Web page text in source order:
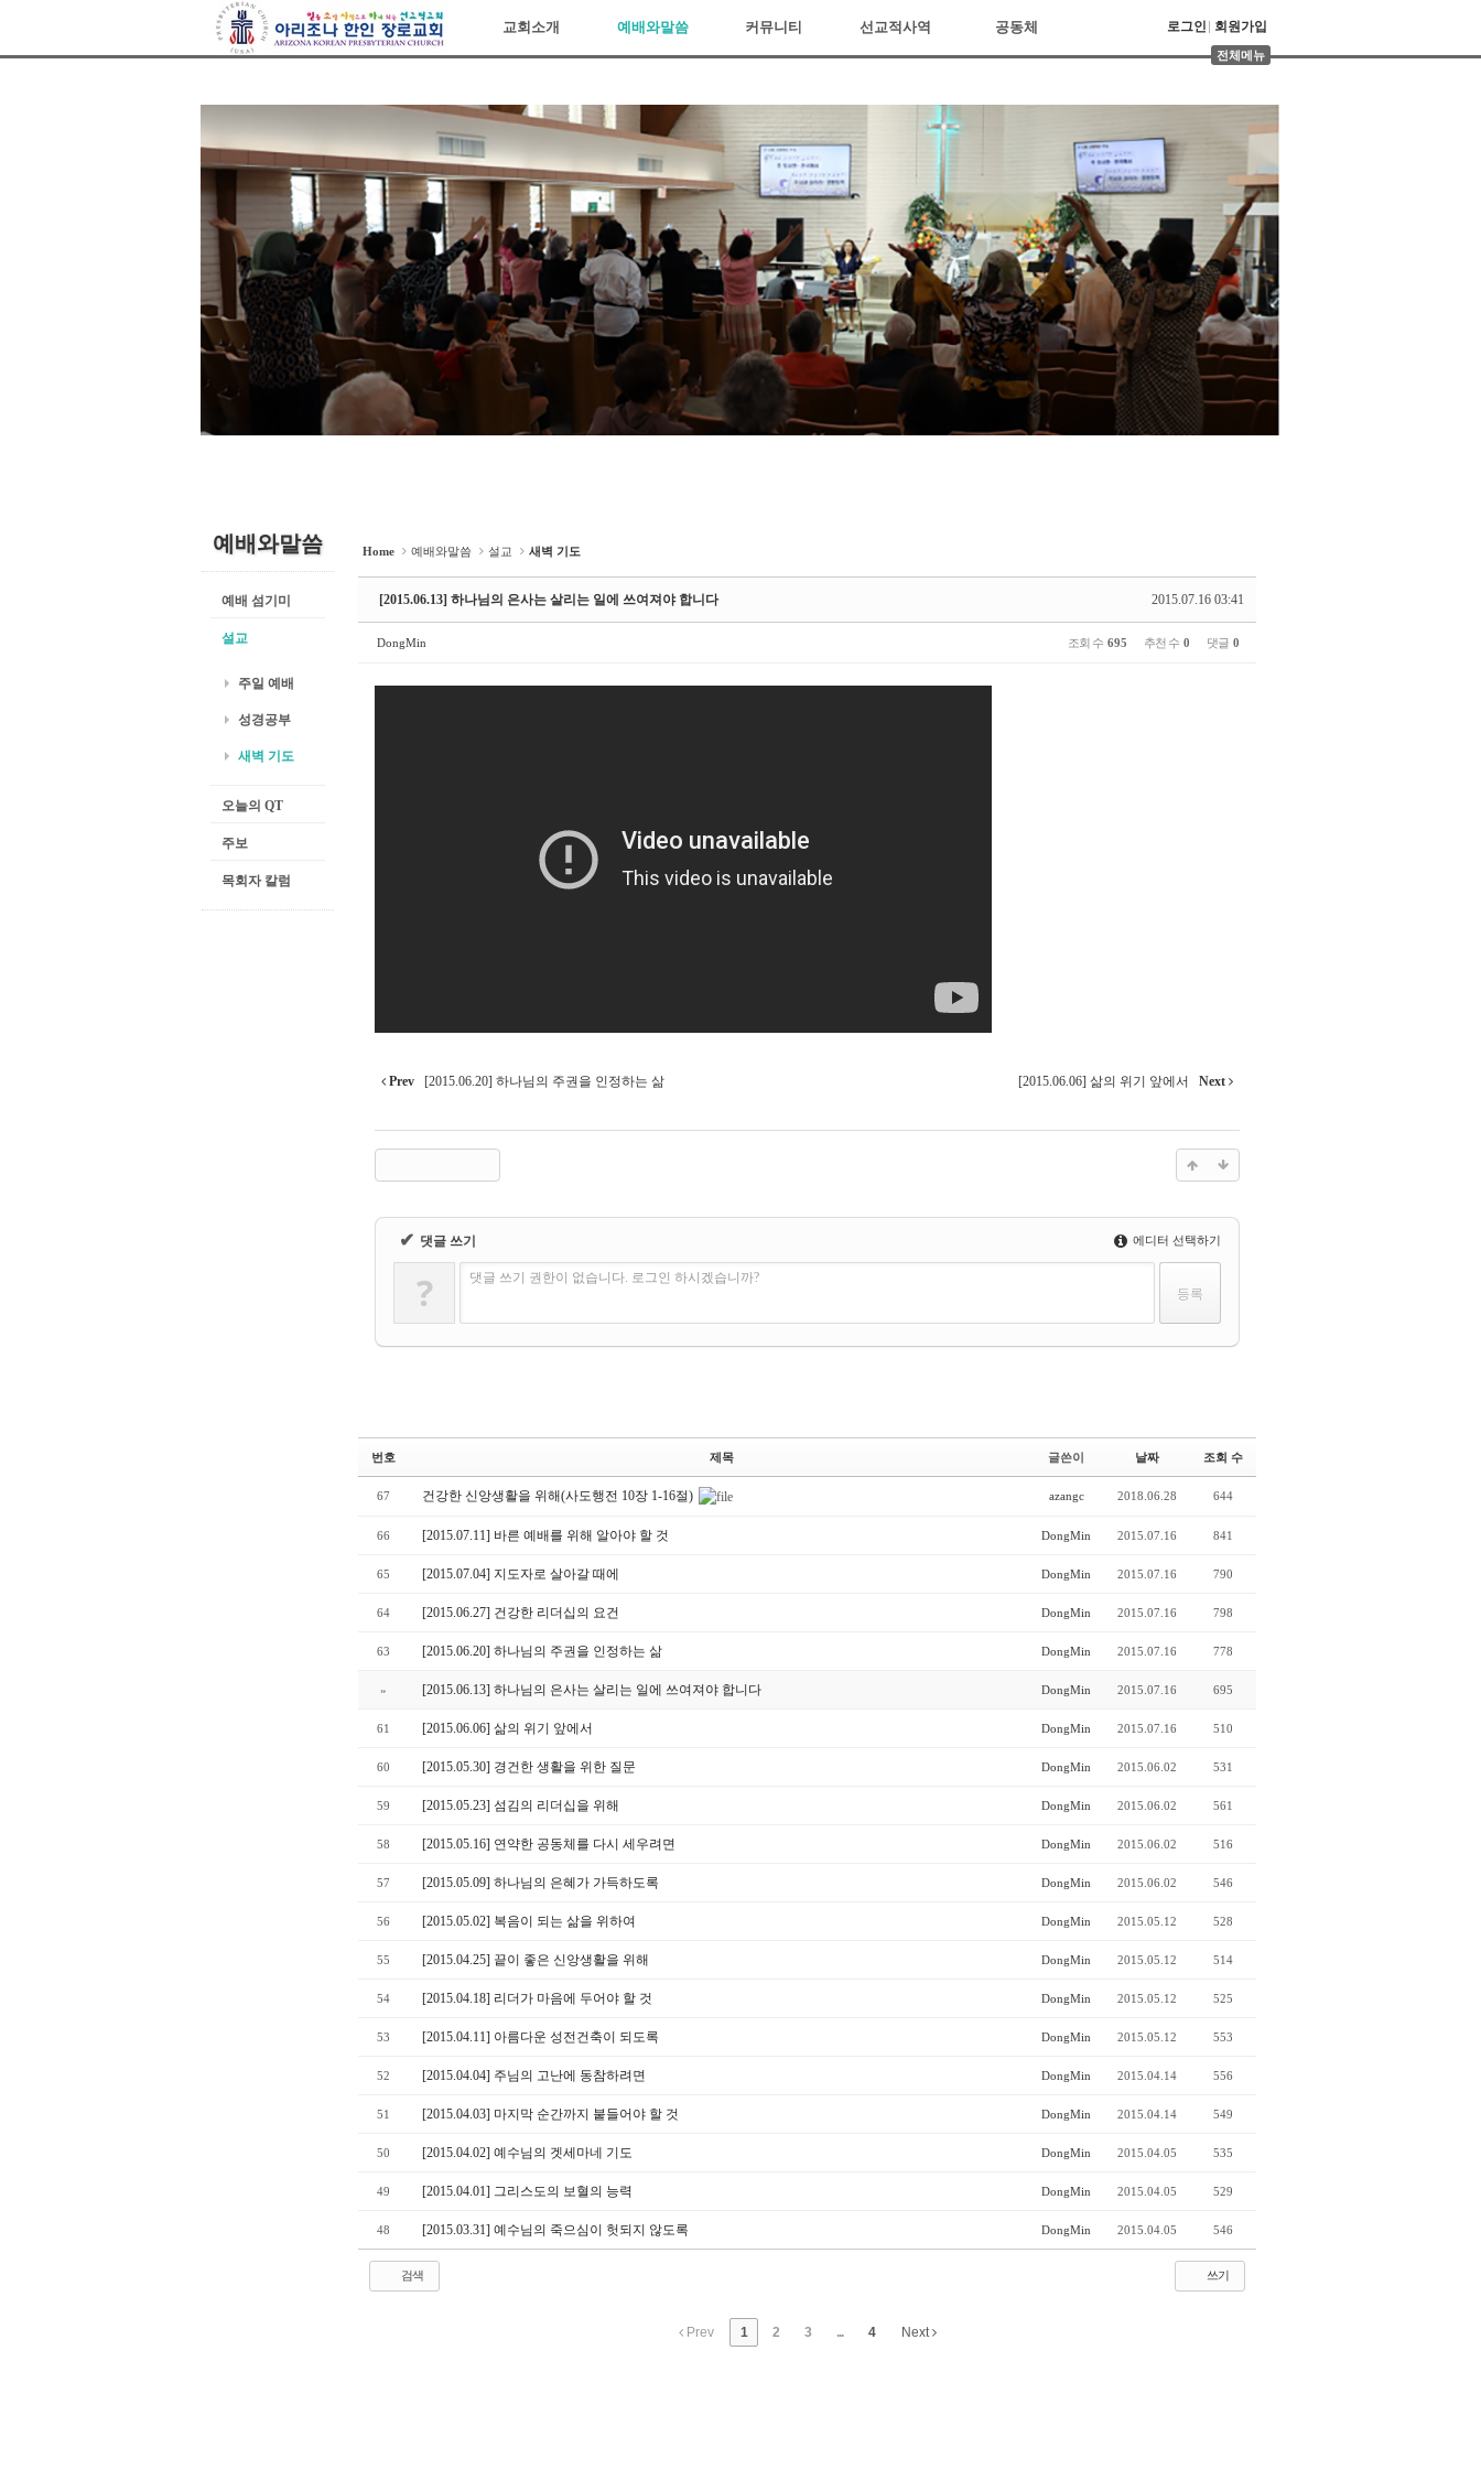
교회소개 예배와말씀 커뮤니티 선교적사역 공동체 로그인 회원가입
전체메뉴
예배와말씀
예배 섬기미
설교
주일 예배
성경공부
새벽 기도
오늘의 QT
주보
목회자 칼럼
Home 예배와말씀 설교 새벽 기도
2015.07.16 03:41
[2015.06.13] 하나님의 은사는 살리는 일에 쓰여져야 합니다
DongMin 조회 수 695 추천 수 0 댓글 0
Prev [2015.06.20] 하나님의 주권을 인정하는 삶 [2015.06.06] 삶의 위기 앞에서 Next
✔ 댓글 쓰기 에디터 선택하기
? 댓글 쓰기 권한이 없습니다. 로그인 하시겠습니까?
번호 제목 글쓴이 날짜 조회 수
67 건강한 신앙생활을 위해(사도행전 10장 1-16절) azangc 2018.06.28 644
66 [2015.07.11] 바른 예배를 위해 알아야 할 것 DongMin 2015.07.16 841
65 [2015.07.04] 지도자로 살아갈 때에 DongMin 2015.07.16 790
64 [2015.06.27] 건강한 리더십의 요건 DongMin 2015.07.16 798
63 [2015.06.20] 하나님의 주권을 인정하는 삶 DongMin 2015.07.16 778
» [2015.06.13] 하나님의 은사는 살리는 일에 쓰여져야 합니다 DongMin 2015.07.16 695
61 [2015.06.06] 삶의 위기 앞에서 DongMin 2015.07.16 510
60 [2015.05.30] 경건한 생활을 위한 질문 DongMin 2015.06.02 531
59 [2015.05.23] 섬김의 리더십을 위해 DongMin 2015.06.02 561
58 [2015.05.16] 연약한 공동체를 다시 세우려면 DongMin 2015.06.02 516
57 [2015.05.09] 하나님의 은혜가 가득하도록 DongMin 2015.06.02 546
56 [2015.05.02] 복음이 되는 삶을 위하여 DongMin 2015.05.12 528
55 [2015.04.25] 끝이 좋은 신앙생활을 위해 DongMin 2015.05.12 514
54 [2015.04.18] 리더가 마음에 두어야 할 것 DongMin 2015.05.12 525
53 [2015.04.11] 아름다운 성전건축이 되도록 DongMin 2015.05.12 553
52 [2015.04.04] 주님의 고난에 동참하려면 DongMin 2015.04.14 556
51 [2015.04.03] 마지막 순간까지 붙들어야 할 것 DongMin 2015.04.14 549
50 [2015.04.02] 예수님의 겟세마네 기도 DongMin 2015.04.05 535
49 [2015.04.01] 그리스도의 보혈의 능력 DongMin 2015.04.05 529
48 [2015.03.31] 예수님의 죽으심이 헛되지 않도록 DongMin 2015.04.05 546
검색 쓰기
Prev 1 2 3 ... 4 Next